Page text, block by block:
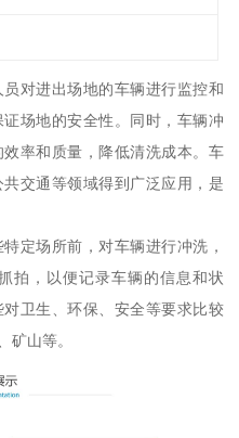
对进出场地的车辆进行监控和
场地的安全性。同时，车辆冲
率和质量，降低清洗成本。车
交通等领域得到广泛应用，是
定场所前，对车辆进行冲洗，
拍，以便记录车辆的信息和状
卫生、环保、安全等要求比较
矿山等。